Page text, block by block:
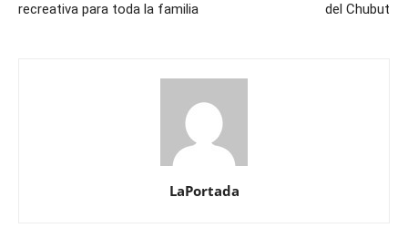
recreativa para toda la familia
del Chubut
LaPortada